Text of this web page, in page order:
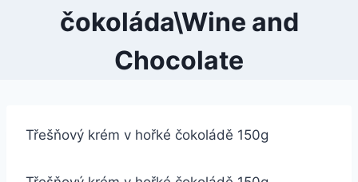
čokoláda\Wine and
Chocolate
Třešňový krém v hořké čokoládě 150g